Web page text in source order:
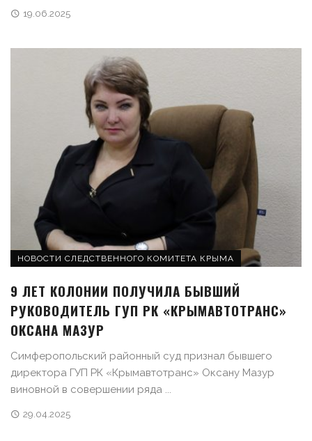
19.06.2025
НОВОСТИ СЛЕДСТВЕННОГО КОМИТЕТА КРЫМА
9 ЛЕТ КОЛОНИИ ПОЛУЧИЛА БЫВШИЙ
РУКОВОДИТЕЛЬ ГУП РК «КРЫМАВТОТРАНС»
ОКСАНА МАЗУР
Симферопольский районный суд признал бывшего
директора ГУП РК «Крымавтотранс» Оксану Мазур
виновной в совершении ряда ...
29.04.2025